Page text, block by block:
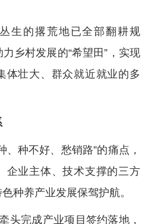
生的撂荒地已全部翻耕规
乡村发展的“希望田”，实现
体壮大、群众就近就业的多
、种不好、愁销路”的痛点，
企业主体、技术支撑的三方
种养产业发展保驾护航。
头完成产业项目签约落地，